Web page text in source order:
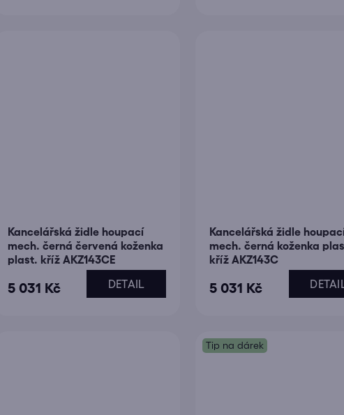
Kancelářská židle houpací
mech. černá červená koženka
plast. kříž AKZ143CE
5 031 Kč DETAIL
Kancelářská židle
mech. černá koženka
kříž AKZ143C
5 031 Kč
Tip na dárek